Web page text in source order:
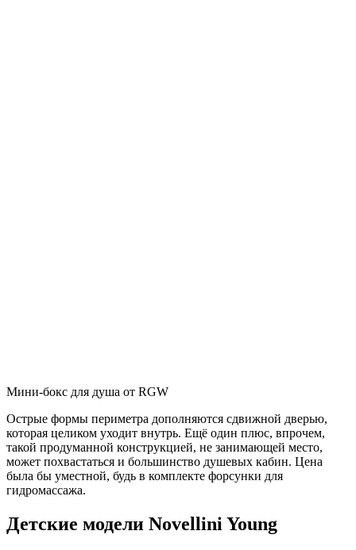
Мини-бокс для душа от RGW
Острые формы периметра дополняются сдвижной дверью,
которая целиком уходит внутрь. Ещё один плюс, впрочем,
такой продуманной конструкцией, не занимающей место,
может похвастаться и большинство душевых кабин. Цена
была бы уместной, будь в комплекте форсунки для
гидромассажа.
Детские модели Novellini Young